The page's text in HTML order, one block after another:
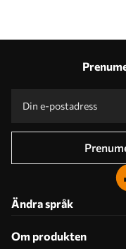
Ändra språk
Om produkten